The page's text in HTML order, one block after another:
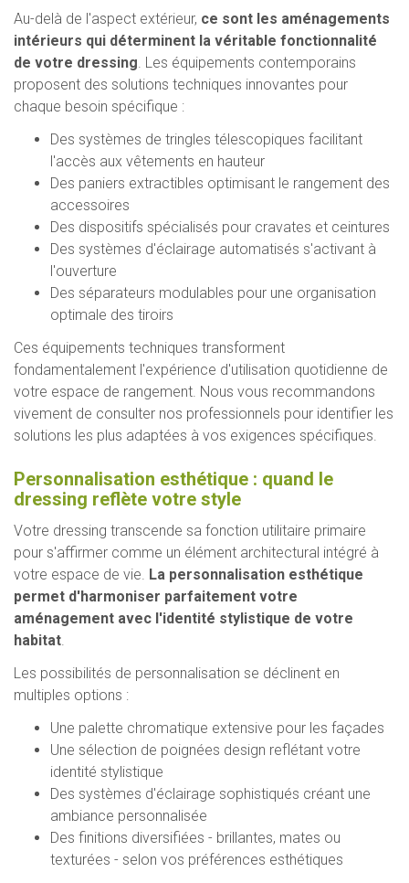
Au-delà de l'aspect extérieur, ce sont les aménagements
intérieurs qui déterminent la véritable fonctionnalité
de votre dressing. Les équipements contemporains
proposent des solutions techniques innovantes pour
chaque besoin spécifique :
Des systèmes de tringles télescopiques facilitant
l'accès aux vêtements en hauteur
Des paniers extractibles optimisant le rangement des
accessoires
Des dispositifs spécialisés pour cravates et ceintures
Des systèmes d'éclairage automatisés s'activant à
l'ouverture
Des séparateurs modulables pour une organisation
optimale des tiroirs
Ces équipements techniques transforment
fondamentalement l'expérience d'utilisation quotidienne de
votre espace de rangement. Nous vous recommandons
vivement de consulter nos professionnels pour identifier les
solutions les plus adaptées à vos exigences spécifiques.
Personnalisation esthétique : quand le
dressing reflète votre style
Votre dressing transcende sa fonction utilitaire primaire
pour s'affirmer comme un élément architectural intégré à
votre espace de vie. La personnalisation esthétique
permet d'harmoniser parfaitement votre
aménagement avec l'identité stylistique de votre
habitat.
Les possibilités de personnalisation se déclinent en
multiples options :
Une palette chromatique extensive pour les façades
Une sélection de poignées design reflétant votre
identité stylistique
Des systèmes d'éclairage sophistiqués créant une
ambiance personnalisée
Des finitions diversifiées - brillantes, mates ou
texturées - selon vos préférences esthétiques